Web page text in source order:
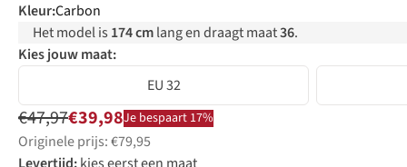
Kleur:Carbon
Het model is 174 cmlang en draagt maat36.
Kies jouw maat:
EU 32
€47,97€39,98Je bespaart 17%
Originele prijs: €79,95